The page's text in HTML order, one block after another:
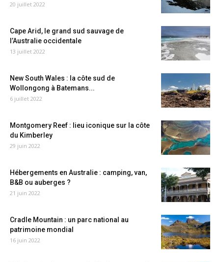
20 juillet 2022
Cape Arid, le grand sud sauvage de
l’Australie occidentale
13 juillet 2022
New South Wales : la côte sud de
Wollongong à Batemans...
6 juillet 2022
Montgomery Reef : lieu iconique sur la côte
du Kimberley
29 juin 2022
Hébergements en Australie : camping, van,
B&B ou auberges ?
21 juin 2022
Cradle Mountain : un parc national au
patrimoine mondial
16 juin 2022